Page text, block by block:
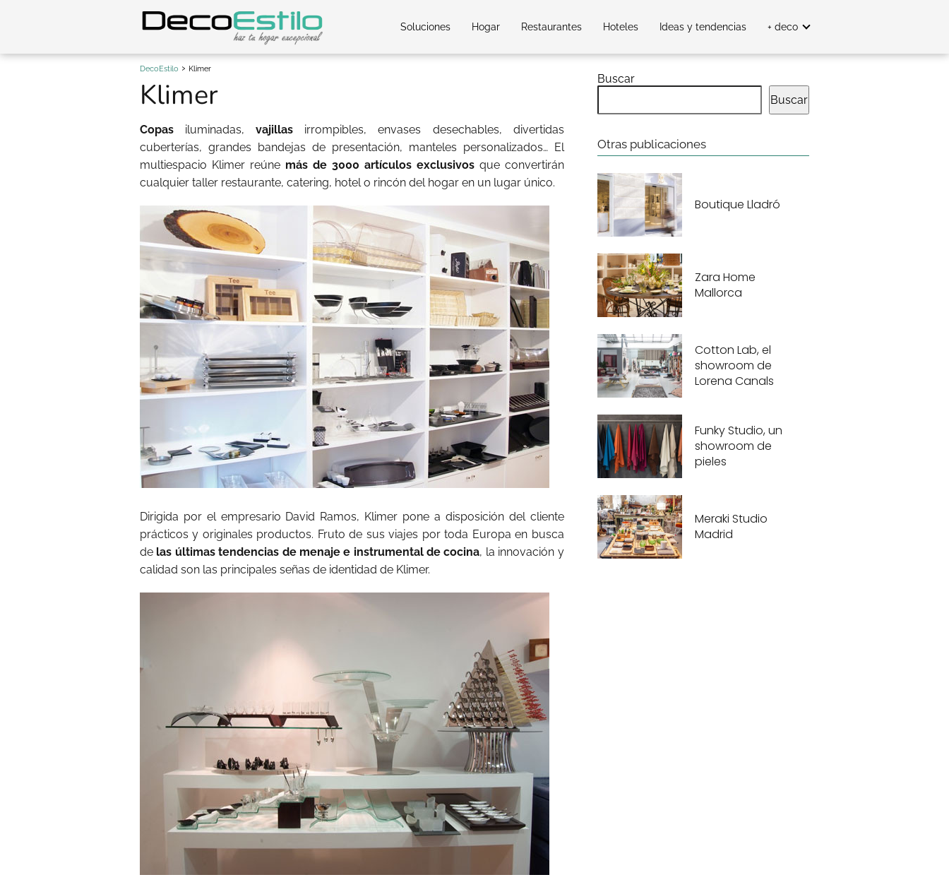
Soluciones Hogar Restaurantes Hoteles Ideas y tendencias + deco
DecoEstilo Klimer
Klimer
Copas iluminadas,vajillas irrompibles, envases desechables, divertidas
cuberterías, grandes bandejas de presentación, manteles personalizados… El
multiespacio Klimer reúne más de 3000 artículos exclusivosque convertirán
cualquier taller restaurante, catering, hotel o rincón del hogar en un lugar único.
Dirigida por el empresario David Ramos, Klimer pone a disposición del cliente
prácticos y originales productos. Fruto de sus viajes por toda Europa en busca
de las últimas tendencias de menaje e instrumental de cocina, la innovación y
calidad son las principales señas de identidad de Klimer.
Buscar
Buscar
Otras publicaciones
Boutique Lladró
Zara Home
Mallorca
Cotton Lab, el
showroom de
Lorena Canals
Funky Studio, un
showroom de
pieles
Meraki Studio
Madrid